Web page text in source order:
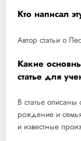
Кто написал
Автор статьи о
Какие
статье для
В статье
рождение и
и известные